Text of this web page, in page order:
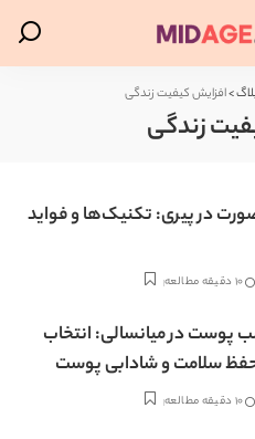
>افزایش کیفیت زندگی
زندگی
در پیری: تکنیک‌ها و فواید
10 دقیقه مطالعه
پوست در میانسالی: انتخاب
سلامت و شادابی پوست
10 دقیقه مطالعه